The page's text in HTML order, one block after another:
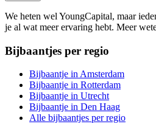
We heten wel YoungCapital, maar
je al wat meer ervaring hebt. Meer
Bijbaantjes per regio
Bijbaantje in Amsterdam
Bijbaantje in Rotterdam
Bijbaantje in Utrecht
Bijbaantje in Den Haag
Alle bijbaantjes per regio